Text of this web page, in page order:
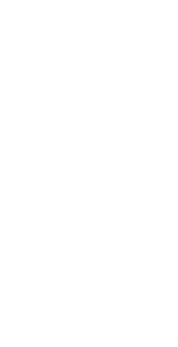
основе 0 оценок